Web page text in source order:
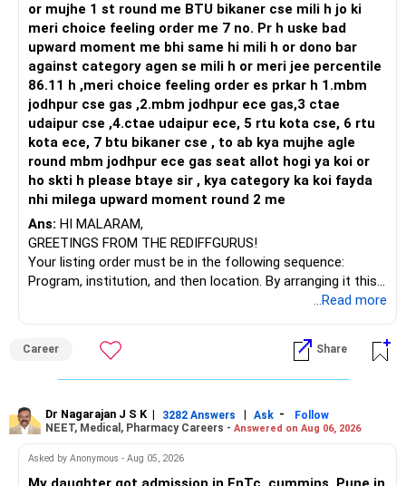
or mujhe 1 st round me BTU bikaner cse mili h jo ki
meri choice feeling order me 7 no. Pr h uske bad
upward moment me bhi same hi mili h or dono bar
against category agen se mili h or meri jee percentile
86.11 h ,meri choice feeling order es prkar h 1.mbm
jodhpur cse gas ,2.mbm jodhpur ece gas,3 ctae
udaipur cse ,4.ctae udaipur ece, 5 rtu kota cse, 6 rtu
kota ece, 7 btu bikaner cse , to ab kya mujhe agle
round mbm jodhpur ece gas seat allot hogi ya koi or
ho skti h please btaye sir , kya category ka koi fayda
nhi milega upward moment round 2 me
Ans: HI MALARAM,
GREETINGS FROM THE REDIFFGURUS!
Your listing order must be in the following sequence:
Program, institution, and then location. By arranging it this
BEST WISHES.
...Read more
Career Share
Dr Nagarajan J S K | 3282 Answers | Ask -
Follow
NEET, Medical, Pharmacy Careers - Answered on Aug 06, 2026
Asked by Anonymous - Aug 05, 2026